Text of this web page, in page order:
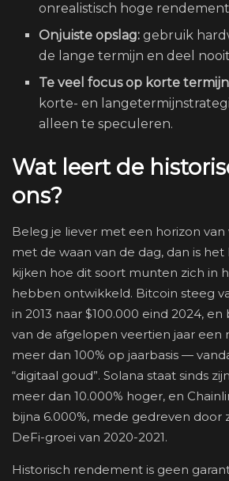
onrealistisch hoge
Onjuiste opslag: gebruik
de lange termijn en deel
Te veel focus op korte
korte- en
alleen te speculeren.
Wat leert de
ons?
Beleg je liever met een horizon van
met de waan van de dag, dan is
kijken hoe dit soort munten zich in
hebben ontwikkeld. Bitcoin steeg
in 2013 naar $100.000 eind 2024,
van de afgelopen veertien jaar een
meer dan 100% op jaarbasis —
“digitaal goud”. Solana staat sinds
meer dan 10.000% hoger, en
bijna 6.000%, mede gedreven door
DeFi-groei van 2020-2021.
Historisch rendement is geen